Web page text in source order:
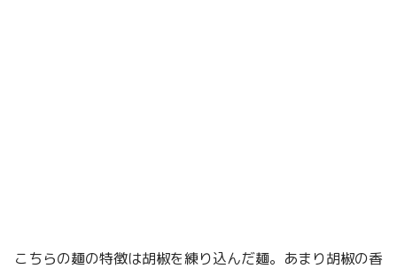
こちらの麺の特徴は胡椒を練り込んだ麺。あまり胡椒の香